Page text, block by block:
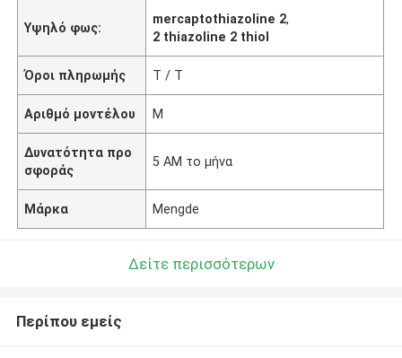
Υψηλό φως:
mercaptothiazoline 2,
2 thiazoline 2 thiol
Όροι πληρωμής T / T
Αριθμό μοντέλου M
Δυνατότητα προ
σφοράς
5 ΑΜ το μήνα
Μάρκα Mengde
Δείτε περισσότερων
Περίπου εμείς